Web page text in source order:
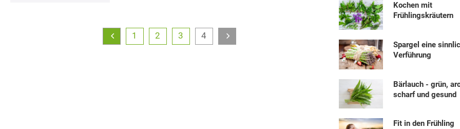
1 2 3 4
Kochen mit
Frühlingskräutern
Spargel eine
Verführung
Bärlauch - grün,
scharf und gesund
Fit in den Frühling